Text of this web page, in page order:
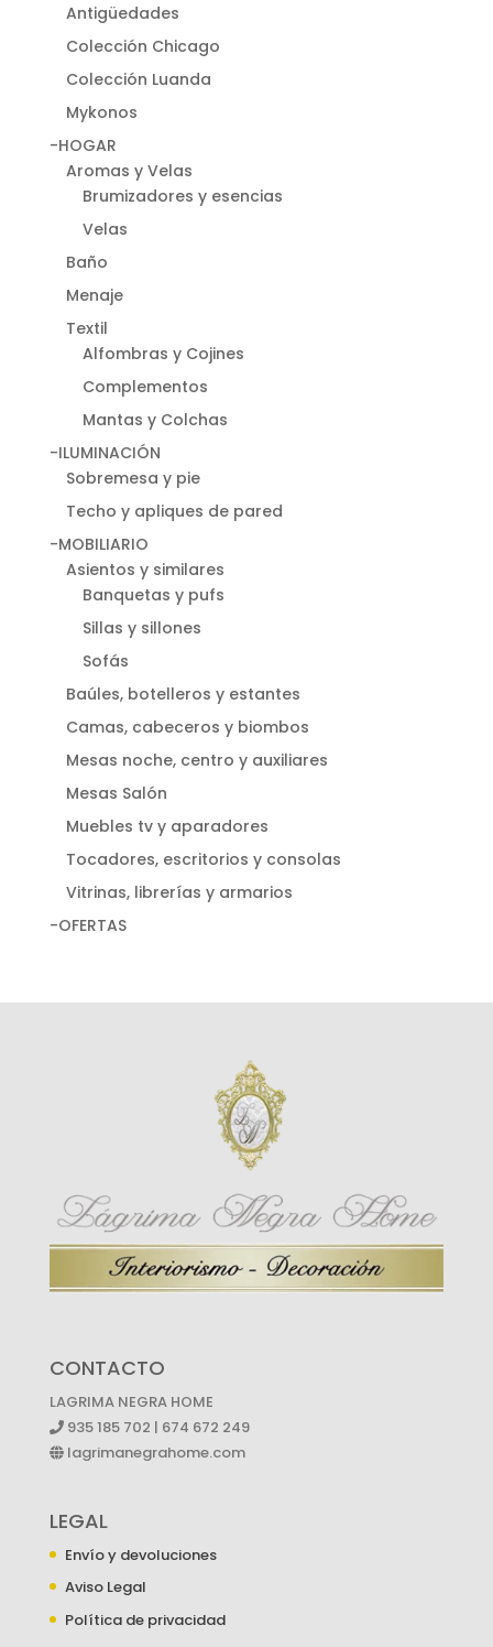
Antigüedades
Colección Chicago
Colección Luanda
Mykonos
-HOGAR
Aromas y Velas
Brumizadores y esencias
Velas
Baño
Menaje
Textil
Alfombras y Cojines
Complementos
Mantas y Colchas
-ILUMINACIÓN
Sobremesa y pie
Techo y apliques de pared
-MOBILIARIO
Asientos y similares
Banquetas y pufs
Sillas y sillones
Sofás
Baúles, botelleros y estantes
Camas, cabeceros y biombos
Mesas noche, centro y auxiliares
Mesas Salón
Muebles tv y aparadores
Tocadores, escritorios y consolas
Vitrinas, librerías y armarios
-OFERTAS
CONTACTO
LAGRIMA NEGRA HOME
935 185 702 | 674 672 249
lagrimanegrahome.com
LEGAL
Envío y devoluciones
Aviso Legal
Política de privacidad